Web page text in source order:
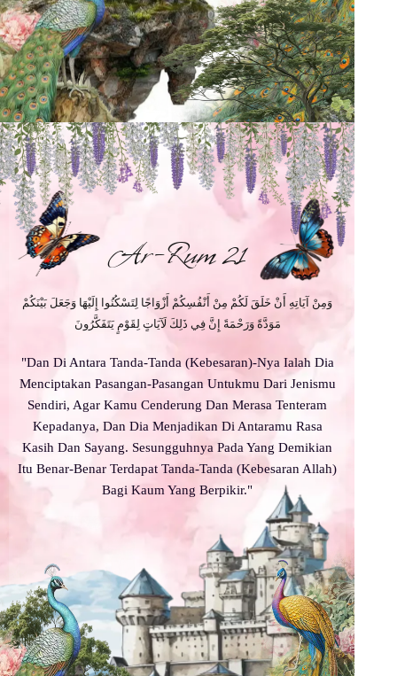
Ar-Rum 21
وَمِنْ آيَاتِهِ أَنْ خَلَقَ لَكُمْ مِنْ أَنْفُسِكُمْ أَزْوَاجًا لِتَسْكُنُوا إِلَيْهَا وَجَعَلَ بَيْنَكُمْ
مَوَدَّةً وَرَحْمَةً إِنَّ فِي ذَلِكَ لَآيَاتٍ لِقَوْمٍ يَتَفَكَّرُونَ
"Dan Di Antara Tanda-Tanda (Kebesaran)-Nya Ialah Dia
Menciptakan Pasangan-Pasangan Untukmu Dari Jenismu
Sendiri, Agar Kamu Cenderung Dan Merasa Tenteram
Kepadanya, Dan Dia Menjadikan Di Antaramu Rasa
Kasih Dan Sayang. Sesungguhnya Pada Yang Demikian
Itu Benar-Benar Terdapat Tanda-Tanda (Kebesaran Allah)
Bagi Kaum Yang Berpikir."